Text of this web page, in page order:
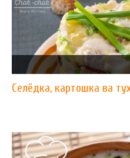
Селёдка, картошка ва